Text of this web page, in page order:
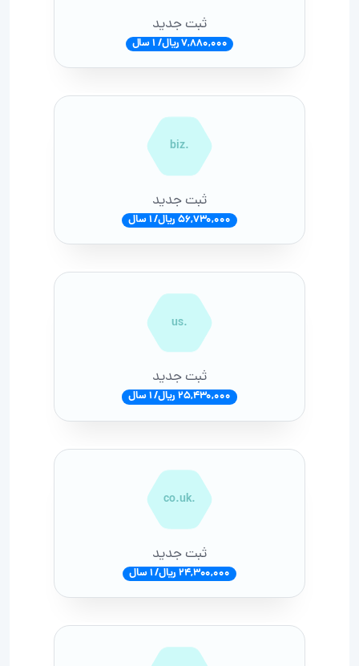
ثبت جدید
7,880,000 ریال/ 1 سال
.biz
ثبت جدید
56,730,000 ریال/ 1 سال
.us
ثبت جدید
25,430,000 ریال/ 1 سال
.co.uk
ثبت جدید
24,300,000 ریال/ 1 سال